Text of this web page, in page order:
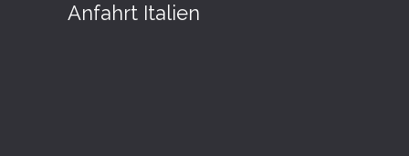
Anfahrt Italien